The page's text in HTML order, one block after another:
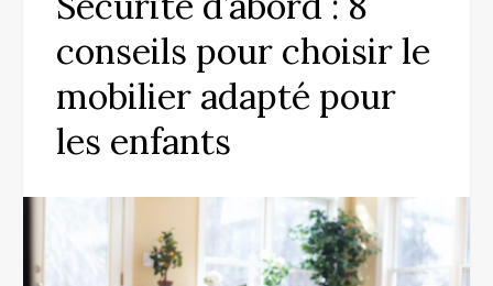
conseils pour choisir le
mobilier adapté pour
les enfants